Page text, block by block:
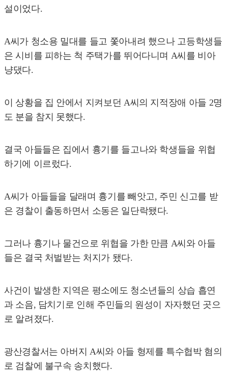
설이었다.
A씨가 청소용 밀대를 들고 쫓아내려 했으나 고등학생들
은 시비를 피하는 척 주택가를 뛰어다니며 A씨를 비아
냥댔다.
이 상황을 집 안에서 지켜보던 A씨의 지적장애 아들 2명
도 분을 참지 못했다.
결국 아들들은 집에서 흉기를 들고나와 학생들을 위협
하기에 이르렀다.
A씨가 아들들을 달래며 흉기를 빼앗고, 주민 신고를 받
은 경찰이 출동하면서 소동은 일단락됐다.
그러나 흉기나 물건으로 위협을 가한 만큼 A씨와 아들
들은 결국 처벌받는 처지가 됐다.
사건이 발생한 지역은 평소에도 청소년들의 상습 흡연
과 소음, 담치기로 인해 주민들의 원성이 자자했던 곳으
로 알려졌다.
광산경찰서는 아버지 A씨와 아들 형제를 특수협박 혐의
로 검찰에 불구속 송치했다.